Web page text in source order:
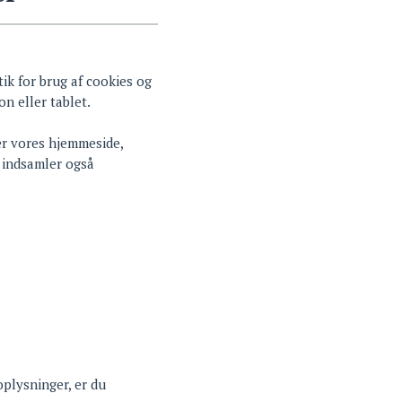
for brug af cookies og
eller tablet.
vores hjemmeside,
også
er du